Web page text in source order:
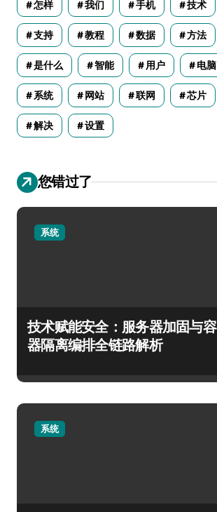
怎样 我们 手机 技术
支持 教程 数据 方法
是什么 智能 用户 电脑
系统 网站 联网 芯片
解决 设置
您错过了
系统
技术赋能安全：服务器加固与容
器隔离编排全链路解析
系统